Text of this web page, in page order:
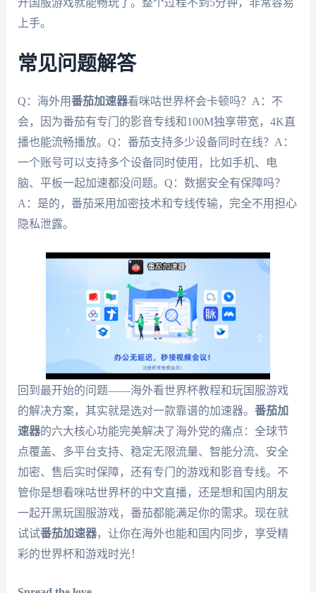
开国服游戏就能畅玩了。整个过程不到5分钟，非常容易
上手。
常见问题解答
Q：海外用番茄加速器看咪咕世界杯会卡顿吗？A：不
会，因为番茄有专门的影音专线和100M独享带宽，4K直
播也能流畅播放。Q：番茄支持多少设备同时在线？A：
一个账号可以支持多个设备同时使用，比如手机、电
脑、平板一起加速都没问题。Q：数据安全有保障吗？
A：是的，番茄采用加密技术和专线传输，完全不用担心
隐私泄露。
回到最开始的问题——海外看世界杯教程和玩国服游戏
的解决方案，其实就是选对一款靠谱的加速器。 番茄加
速器的六大核心功能完美解决了海外党的痛点：全球节
点覆盖、多平台支持、稳定无限流量、智能分流、安全
加密、售后实时保障，还有专门的游戏和影音专线。不
管你是想看咪咕世界杯的中文直播，还是想和国内朋友
一起开黑玩国服游戏，番茄都能满足你的需求。现在就
试试番茄加速器，让你在海外也能和国内同步，享受精
彩的世界杯和游戏时光！